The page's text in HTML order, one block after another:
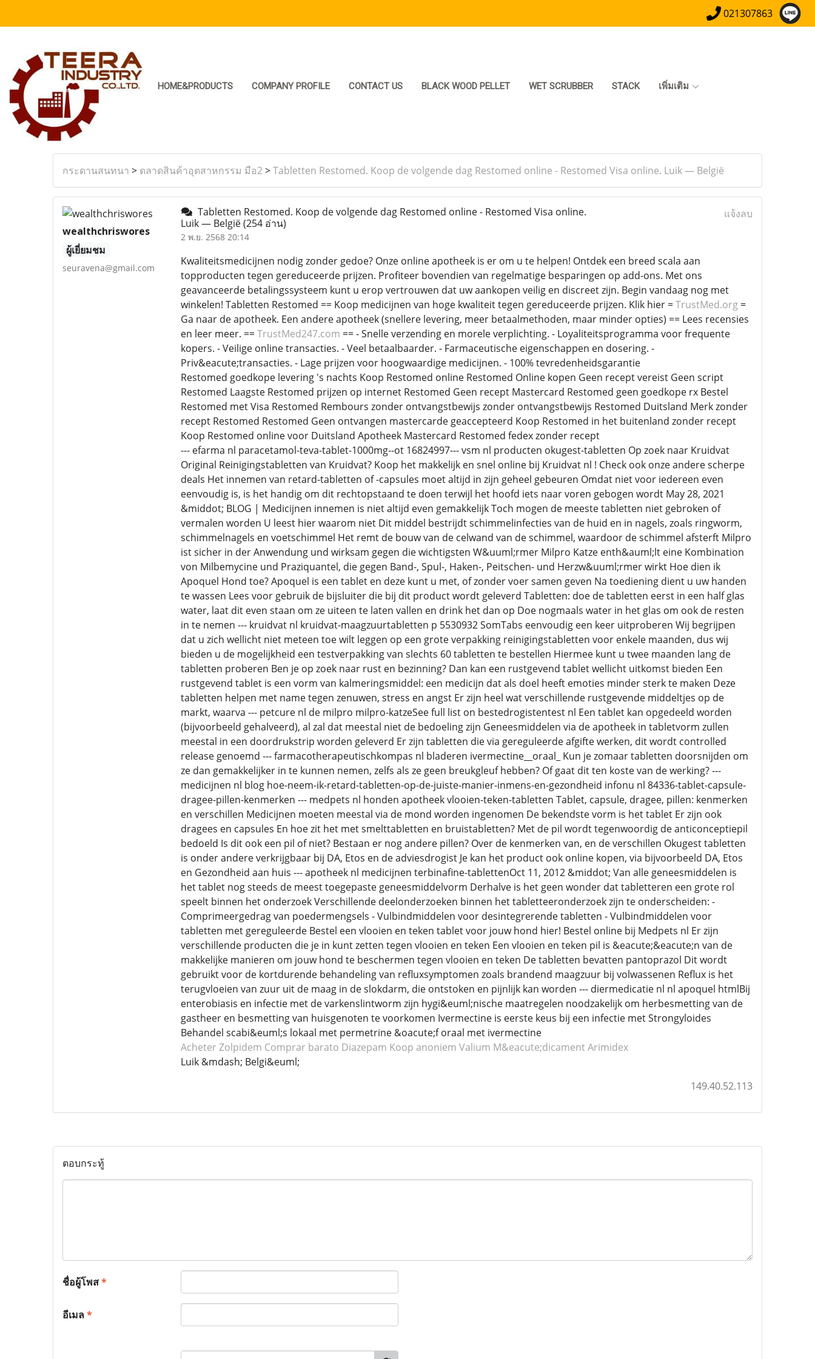
021307863
HOME&PRODUCTS COMPANY PROFILE CONTACT US BLACK WOOD PELLET WET SCRUBBER STACK เพิ่มเติม
กระดานสนทนา > ตลาดสินค้าอุตสาหกรรม มือ2>Tabletten Restomed. Koop de volgende dag Restomed online - Restomed Visa online. Luik — België
wealthchriswores
ผู้เยี่ยมชม
seuravena@gmail.com
Tabletten Restomed. Koop de volgende dag Restomed online - Restomed Visa online.
Luik — België(254 อ่าน)
2 พ.ย. 2568 20:14
แจ้งลบ
Kwaliteitsmedicijnen nodig zonder gedoe? Onze online apotheek is er om u te helpen! Ontdek een breed scala aan
topproducten tegen gereduceerde prijzen. Profiteer bovendien van regelmatige besparingen op add-ons. Met ons
geavanceerde betalingssysteem kunt u erop vertrouwen dat uw aankopen veilig en discreet zijn. Begin vandaag nog met
winkelen! Tabletten Restomed == Koop medicijnen van hoge kwaliteit tegen gereduceerde prijzen. Klik hier =TrustMed.org=
Ga naar de apotheek. Een andere apotheek (snellere levering, meer betaalmethoden, maar minder opties) == Lees recensies
en leer meer. ==TrustMed247.com == - Snelle verzending en morele verplichting. - Loyaliteitsprogramma voor frequente
kopers. - Veilige online transacties. - Veel betaalbaarder. - Farmaceutische eigenschappen en dosering. -
Priv&eacute;transacties. - Lage prijzen voor hoogwaardige medicijnen. - 100% tevredenheidsgarantie
Restomed goedkope levering 's nachts Koop Restomed online Restomed Online kopen Geen recept vereist Geen script
Restomed Laagste Restomed prijzen op internet Restomed Geen recept Mastercard Restomed geen goedkope rx Bestel
Restomed met Visa Restomed Rembours zonder ontvangstbewijs zonder ontvangstbewijs Restomed Duitsland Merk zonder
recept Restomed Restomed Geen ontvangen mastercarde geaccepteerd Koop Restomed in het buitenland zonder recept
Koop Restomed online voor Duitsland Apotheek Mastercard Restomed fedex zonder recept
--- efarma nl paracetamol-teva-tablet-1000mg--ot 16824997--- vsm nl producten okugest-tabletten Op zoek naar Kruidvat
Original Reinigingstabletten van Kruidvat? Koop het makkelijk en snel online bij Kruidvat nl ! Check ook onze andere scherpe
deals Het innemen van retard-tabletten of -capsules moet altijd in zijn geheel gebeuren Omdat niet voor iedereen even
eenvoudig is, is het handig om dit rechtopstaand te doen terwijl het hoofd iets naar voren gebogen wordt May 28, 2021
&middot; BLOG | Medicijnen innemen is niet altijd even gemakkelijk Toch mogen de meeste tabletten niet gebroken of
vermalen worden U leest hier waarom niet Dit middel bestrijdt schimmelinfecties van de huid en in nagels, zoals ringworm,
schimmelnagels en voetschimmel Het remt de bouw van de celwand van de schimmel, waardoor de schimmel afsterft Milpro
ist sicher in der Anwendung und wirksam gegen die wichtigsten W&uuml;rmer Milpro Katze enth&auml;lt eine Kombination
von Milbemycine und Praziquantel, die gegen Band-, Spul-, Haken-, Peitschen- und Herzw&uuml;rmer wirkt Hoe dien ik
Apoquel Hond toe? Apoquel is een tablet en deze kunt u met, of zonder voer samen geven Na toediening dient u uw handen
te wassen Lees voor gebruik de bijsluiter die bij dit product wordt geleverd Tabletten: doe de tabletten eerst in een half glas
water, laat dit even staan om ze uiteen te laten vallen en drink het dan op Doe nogmaals water in het glas om ook de resten
in te nemen --- kruidvat nl kruidvat-maagzuurtabletten p 5530932 SomTabs eenvoudig een keer uitproberen Wij begrijpen
dat u zich wellicht niet meteen toe wilt leggen op een grote verpakking reinigingstabletten voor enkele maanden, dus wij
bieden u de mogelijkheid een testverpakking van slechts 60 tabletten te bestellen Hiermee kunt u twee maanden lang de
tabletten proberen Ben je op zoek naar rust en bezinning? Dan kan een rustgevend tablet wellicht uitkomst bieden Een
rustgevend tablet is een vorm van kalmeringsmiddel: een medicijn dat als doel heeft emoties minder sterk te maken Deze
tabletten helpen met name tegen zenuwen, stress en angst Er zijn heel wat verschillende rustgevende middeltjes op de
markt, waarva --- petcure nl de milpro milpro-katzeSee full list on bestedrogistentest nl Een tablet kan opgedeeld worden
(bijvoorbeeld gehalveerd), al zal dat meestal niet de bedoeling zijn Geneesmiddelen via de apotheek in tabletvorm zullen
meestal in een doordrukstrip worden geleverd Er zijn tabletten die via gereguleerde afgifte werken, dit wordt controlled
release genoemd --- farmacotherapeutischkompas nl bladeren ivermectine__oraal_ Kun je zomaar tabletten doorsnijden om
ze dan gemakkelijker in te kunnen nemen, zelfs als ze geen breukgleuf hebben? Of gaat dit ten koste van de werking? ---
medicijnen nl blog hoe-neem-ik-retard-tabletten-op-de-juiste-manier-inmens-en-gezondheid infonu nl 84336-tablet-capsule-
dragee-pillen-kenmerken --- medpets nl honden apotheek vlooien-teken-tabletten Tablet, capsule, dragee, pillen: kenmerken
en verschillen Medicijnen moeten meestal via de mond worden ingenomen De bekendste vorm is het tablet Er zijn ook
dragees en capsules En hoe zit het met smelttabletten en bruistabletten? Met de pil wordt tegenwoordig de anticonceptiepil
bedoeld Is dit ook een pil of niet? Bestaan er nog andere pillen? Over de kenmerken van, en de verschillen Okugest tabletten
is onder andere verkrijgbaar bij DA, Etos en de adviesdrogist Je kan het product ook online kopen, via bijvoorbeeld DA, Etos
en Gezondheid aan huis --- apotheek nl medicijnen terbinafine-tablettenOct 11, 2012 &middot; Van alle geneesmiddelen is
het tablet nog steeds de meest toegepaste geneesmiddelvorm Derhalve is het geen wonder dat tabletteren een grote rol
speelt binnen het onderzoek Verschillende deelonderzoeken binnen het tabletteeronderzoek zijn te onderscheiden: -
Comprimeergedrag van poedermengsels - Vulbindmiddelen voor desintegrerende tabletten - Vulbindmiddelen voor
tabletten met gereguleerde Bestel een vlooien en teken tablet voor jouw hond hier! Bestel online bij Medpets nl Er zijn
verschillende producten die je in kunt zetten tegen vlooien en teken Een vlooien en teken pil is &eacute;&eacute;n van de
makkelijke manieren om jouw hond te beschermen tegen vlooien en teken De tabletten bevatten pantoprazol Dit wordt
gebruikt voor de kortdurende behandeling van refluxsymptomen zoals brandend maagzuur bij volwassenen Reflux is het
terugvloeien van zuur uit de maag in de slokdarm, die ontstoken en pijnlijk kan worden --- diermedicatie nl nl apoquel htmlBij
enterobiasis en infectie met de varkenslintworm zijn hygi&euml;nische maatregelen noodzakelijk om herbesmetting van de
gastheer en besmetting van huisgenoten te voorkomen Ivermectine is eerste keus bij een infectie met Strongyloides
Behandel scabi&euml;s lokaal met permetrine &oacute;f oraal met ivermectine
Acheter Zolpidem Comprar barato Diazepam Koop anoniem Valium M&eacute;dicament Arimidex
Luik &mdash; Belgi&euml;
149.40.52.113
ตอบกระทู้
ชื่อผู้โพส*
อีเมล*